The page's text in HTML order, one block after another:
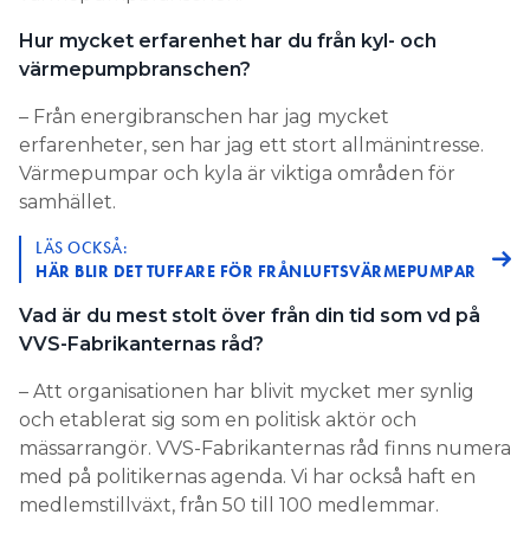
Hur mycket erfarenhet har du från kyl- och
värmepumpbranschen?
– Från energibranschen har jag mycket
erfarenheter, sen har jag ett stort allmänintresse.
Värmepumpar och kyla är viktiga områden för
samhället.
LÄS OCKSÅ:
HÄR BLIR DET TUFFARE FÖR FRÅNLUFTSVÄRMEPUMPAR
Vad är du mest stolt över från din tid som vd på
VVS-Fabrikanternas råd?
– Att organisationen har blivit mycket mer synlig
och etablerat sig som en politisk aktör och
mässarrangör. VVS-Fabrikanternas råd finns numera
med på politikernas agenda. Vi har också haft en
medlemstillväxt, från 50 till 100 medlemmar.